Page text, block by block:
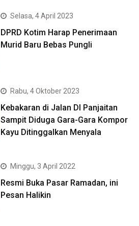
Selasa, 4 April 2023
DPRD Kotim Harap Penerimaan
Murid Baru Bebas Pungli
Rabu, 4 Oktober 2023
Kebakaran di Jalan DI Panjaitan
Sampit Diduga Gara-Gara Kompor
Kayu Ditinggalkan Menyala
Minggu, 3 April 2022
Resmi Buka Pasar Ramadan, ini
Pesan Halikin